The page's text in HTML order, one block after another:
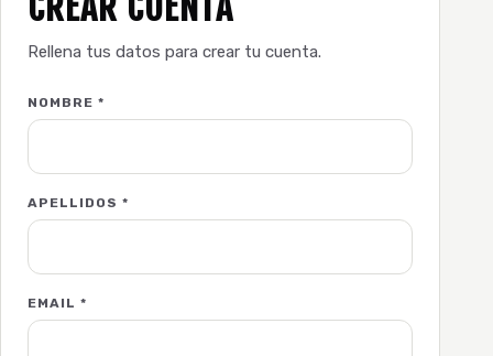
Rellena tus datos para crear tu cuenta.
NOMBRE *
APELLIDOS *
EMAIL *